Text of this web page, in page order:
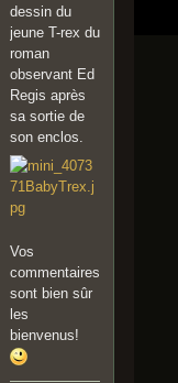
dessin du
jeune T-rex du
roman
observant Ed
Regis après
sa sortie de
son enclos.
Vos
commentaires
sont bien sûr
les
bienvenus!